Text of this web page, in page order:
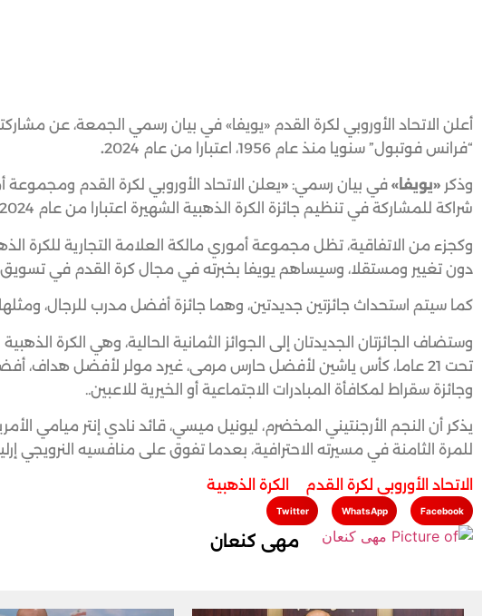
أعلن الاتحاد الأوروبي لكرة القدم «يويفا» في بيان رسمي الجمعة، عن
“فرانس فوتبول” سنويا منذ عام 1956، اعتبارا من عام 2024
.
وذكر «يويفا» في بيان رسمي: «يعلن الاتحاد الأوروبي لكرة القدم
شراكة للمشاركة في تنظيم جائزة الكرة الذهبية الشهيرة اعتبارا من عام 2024
وكجزء من الاتفاقية، تظل مجموعة أموري مالكة العلامة التجارية للكرة
دون تغيير ومستقلا، وسيساهم يويفا بخبرته في مجال كرة القدم في تسويق
كما سيتم استحداث جائزتين جديدتين، وهما جائزة أفضل مدرب للرجال،
وستضاف الجائزتان الجديدتان إلى الجوائز الثمانية الحالية، وهي الكرة
تحت 21 عاما، كأس ياشين لأفضل حارس مرمى، غيرد مولر لأفضل
وجائزة سقراط لمكافأة المبادرات الاجتماعية أو الخيرية للاعبين..
للمرة الثامنة في مسيرته الاحترافية، بعدما تفوق على منافسيه النرويجي
الاتحاد الأوروبي لكرة القدم الكرة الذهبية
Facebook
WhatsApp
Twitter
مهى كنعان